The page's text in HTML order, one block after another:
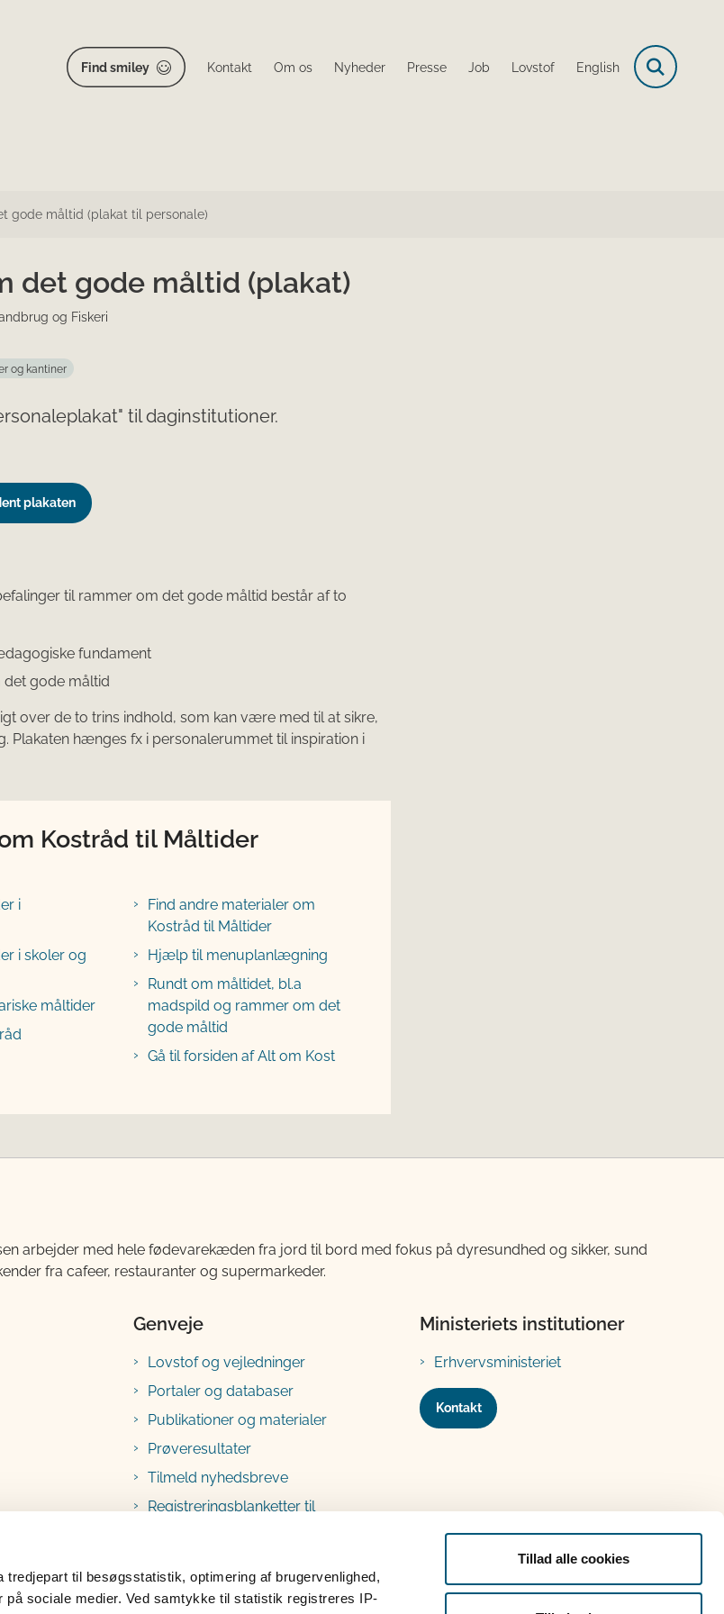
til besøgsstatistik, optimering af brugervenlighed,
på sociale medier. Ved samtykke til statistik registreres IP-
Tillad alle cookies
Find smiley Kontakt Om os Nyheder Presse Job Lovstof English
gode måltid (plakat til personale)
det gode måltid (plakat)
og Fiskeri
og kantiner
til daginstitutioner.
plakaten
til rammer om det gode måltid består af to
fundament
det gode måltid
over de to trins indhold, som kan være med til at sikre,
Plakaten hænges fx i personalerummet til inspiration i
Kostråd til Måltider
i
i skoler og
måltider
Find andre materialer om
Kostråd til Måltider
Hjælp til menuplanlægning
Rundt om måltidet, bl.a
madspild og rammer om det
gode måltid
Gå til forsiden af Alt om Kost
arbejder med hele fødevarekæden fra jord til bord med fokus på dyresundhed og sikker, sund
fra cafeer, restauranter og supermarkeder.
Genveje
Lovstof og vejledninger
Portaler og databaser
Publikationer og materialer
Prøveresultater
Tilmeld nyhedsbreve
Registreringsblanketter til
Ministeriets institutioner
Erhvervsministeriet
Kontakt